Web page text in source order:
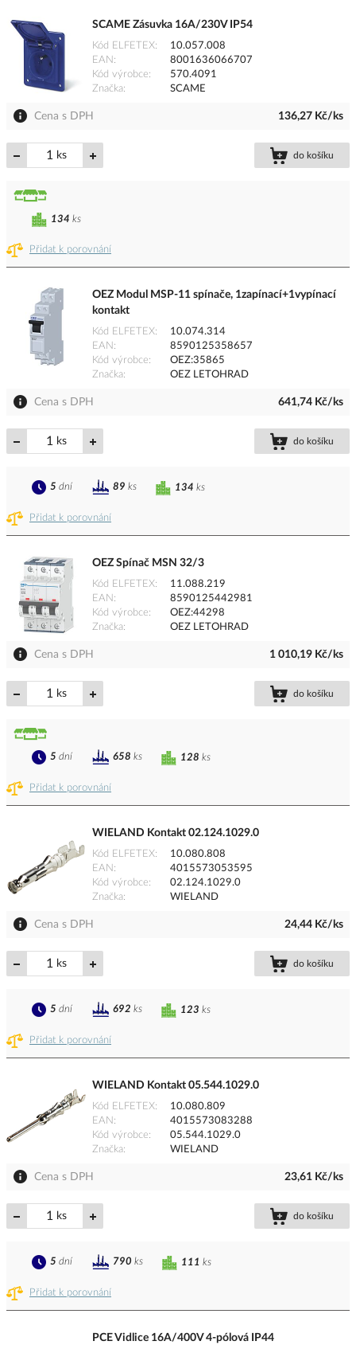
SCAME Zásuvka 16A/230V IP54
Kód ELFETEX
10.057.008
EAN
8001636066707
Kód výrobce
570.4091
Značka
SCAME
Cena s DPH 136,27 Kč/ks
ks do košíku
Přidat k porovnání
134 ks
OEZ Modul MSP-11 spínače, 1zapínací+1vypínací
kontakt
Kód ELFETEX
10.074.314
EAN
8590125358657
Kód výrobce
OEZ:35865
Značka
OEZ LETOHRAD
Cena s DPH 641,74 Kč/ks
ks do košíku
Přidat k porovnání
134 ks
5 dní 89 ks
OEZ Spínač MSN 32/3
Kód ELFETEX
11.088.219
EAN
8590125442981
Kód výrobce
OEZ:44298
Značka
OEZ LETOHRAD
Cena s DPH 1 010,19 Kč/ks
ks do košíku
Přidat k porovnání
128 ks
5 dní 658 ks
WIELAND Kontakt 02.124.1029.0
Kód ELFETEX
10.080.808
EAN
4015573053595
Kód výrobce
02.124.1029.0
Značka
WIELAND
Cena s DPH 24,44 Kč/ks
ks do košíku
Přidat k porovnání
123 ks
5 dní 692 ks
WIELAND Kontakt 05.544.1029.0
Kód ELFETEX
10.080.809
EAN
4015573083288
Kód výrobce
05.544.1029.0
Značka
WIELAND
Cena s DPH 23,61 Kč/ks
ks do košíku
Přidat k porovnání
111 ks
5 dní 790 ks
PCE Vidlice 16A/400V 4-pólová IP44